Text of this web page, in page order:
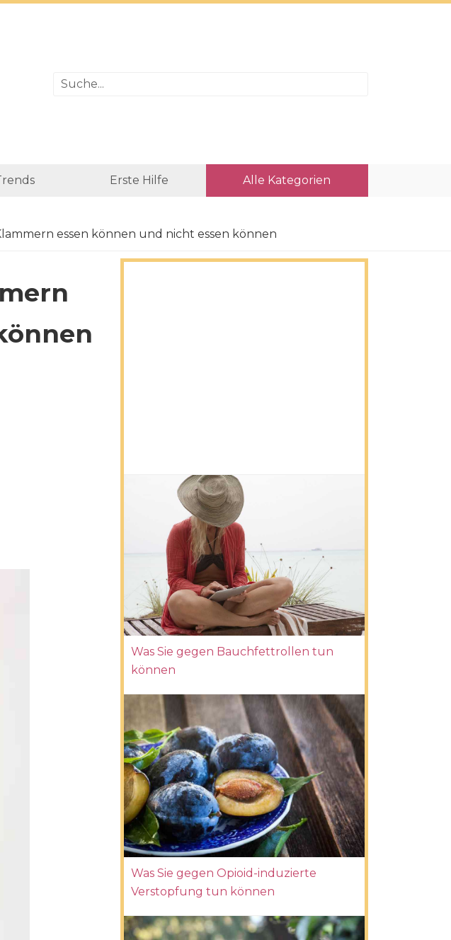
Erste Hilfe Alle Kategorien
essen können und nicht essen können
Was Sie gegen Bauchfettrollen tun
können
Was Sie gegen Opioid-induzierte
Verstopfung tun können